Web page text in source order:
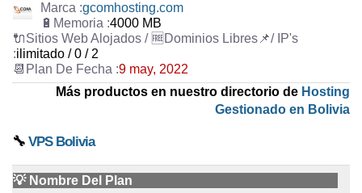
gcomhosting.com
4000 MB
ilimitado / 0 / 2
9 may, 2022
Más productos en nuestro directorio de Hosting
Gestionado en Bolivia
🔧 VPS Bolivia
💡 Nombre Del Plan